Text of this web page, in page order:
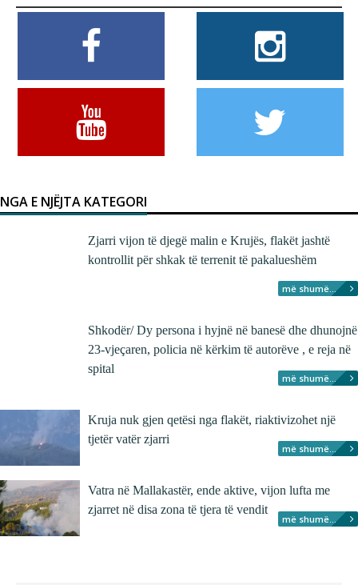
NGA E NJËJTA KATEGORI
Zjarri vijon të djegë malin e Krujës, flakët jashtë
kontrollit për shkak të terrenit të pakalueshëm
më shumë...
Shkodër/ Dy persona i hyjnë në banesë dhe dhunojnë
23-vjeçaren, policia në kërkim të autorëve , e reja në
spital
më shumë...
Kruja nuk gjen qetësi nga flakët, riaktivizohet një
tjetër vatër zjarri
më shumë...
Vatra në Mallakastër, ende aktive, vijon lufta me
zjarret në disa zona të tjera të vendit
më shumë...